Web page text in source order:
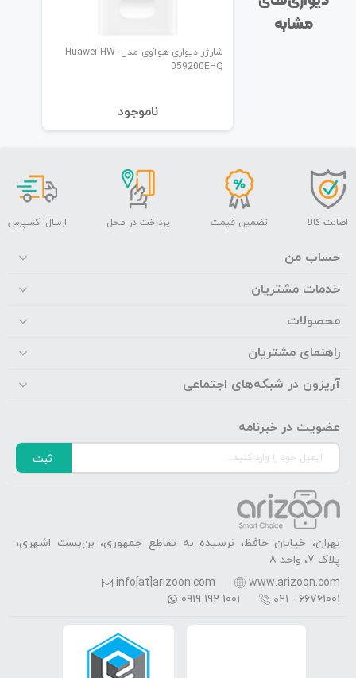
مشابه
شارژر دیواری هوآوی مدل Huawei HW-
059200EHQ
نا‌موجود
اصالت کالا تضمین قیمت پرداخت در محل ارسال اکسپرس
حساب من
خدمات مشتریان
محصولات
راهنمای مشتریان
آریزون در شبکه‌های اجتماعی
عضویت در خبرنامه
ثبت
تهران، خیابان حافظ، نرسیده به تقاطع جمهوری، بن‌بست اشهری،
پلاک 7، واحد 8
www.arizoon.com
info[at]arizoon.com
۰۲۱ - 66761001
0919 192 1001